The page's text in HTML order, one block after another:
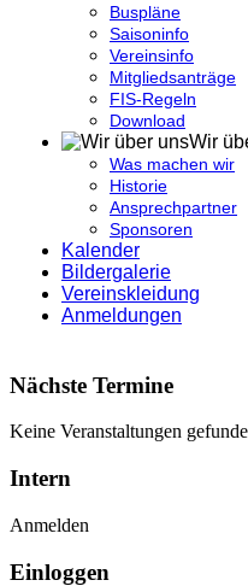
Buspläne
Saisoninfo
Vereinsinfo
Mitgliedsanträge
FIS-Regeln
Download
Wir
Was machen wir
Historie
Ansprechpartner
Sponsoren
Kalender
Bildergalerie
Vereinskleidung
Anmeldungen
Nächste Termine
Keine Veranstaltungen
Intern
Anmelden
Einloggen